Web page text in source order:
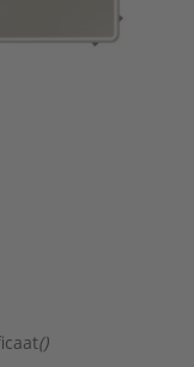
0
()